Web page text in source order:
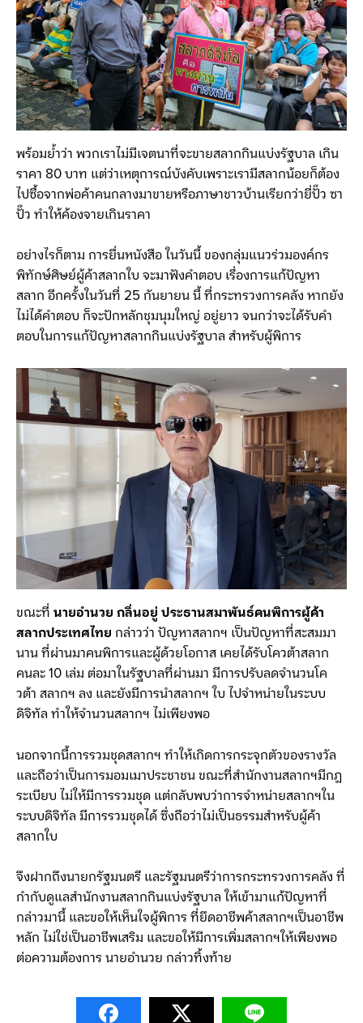
พร้อมย้ำว่า พวกเราไม่มีเจตนาที่จะขายสลากกินแบ่งรัฐบาล เกิน
ราคา 80 บาท แต่ว่าเหตุการณ์บังคับเพราะเรามีสลากน้อยก็ต้อง
ไปซื้อจากพ่อค้าคนกลางมาขายหรือภาษาชาวบ้านเรียกว่ายี่ปั๊ว ซา
ปั๊ว ทำให้ค้องจายเกินราคา
อย่างไรก็ตาม การยื่นหนังสือ ในวันนี้ ของกลุ่มแนวร่วมองค์กร
พิทักษ์ศิษย์ผู้ค้าสลากใบ จะมาฟังคำตอบ เรื่องการแก้ปัญหา
สลาก อีกครั้งในวันที่ 25 กันยายน นี้ ที่กระทรวงการคลัง หากยัง
ไม่ได้คำตอบ ก็จะปักหลักชุมนุมใหญ่ อยู่ยาว จนกว่าจะได้รับคำ
ตอบในการแก้ปัญหาสลากกินแบ่งรัฐบาล สำหรับผู้พิการ
ขณะที่นายอำนวย กลิ่นอยู่ ประธานสมาพันธ์คนพิการผู้ค้า
สลากประเทศไทย กล่าวว่า ปัญหาสลากฯ เป็นปัญหาที่สะสมมา
นาน ที่ผ่านมาคนพิการและผู้ด้วยโอกาส เคยได้รับโควต้าสลาก
คนละ 10 เล่ม ต่อมาในรัฐบาลที่ผ่านมา มีการปรับลดจำนวนโค
วต้า สลากฯ ลง และยังมีการนำสลากฯ ใบ ไปจำหน่ายในระบบ
ดิจิทัล ทำให้จำนวนสลากฯ ไม่เพียงพอ
นอกจากนี้การรวมชุดสลากฯ ทำให้เกิดการกระจุกตัวของรางวัล
และถือว่าเป็นการมอมเมาประชาชน ขณะที่สำนักงานสลากฯมีกฎ
ระเบียบ ไม่ให้มีการรวมชุด แต่กลับพบว่าการจำหน่ายสลากฯใน
ระบบดิจิทัล มีการรวมชุดได้ ซึ่งถือว่าไม่เป็นธรรมสำหรับผู้ค้า
สลากใบ
จึงฝากถึงนายกรัฐมนตรี และรัฐมนตรีว่าการกระทรวงการคลัง ที่
กำกับดูแลสำนักงานสลากกินแบ่งรัฐบาล ให้เข้ามาแก้ปัญหาที่
กล่าวมานี้ และขอให้เห็นใจผู้พิการ ที่ยึดอาชีพค้าสลากฯเป็นอาชีพ
หลัก ไม่ใช่เป็นอาชีพเสริม และขอให้มีการเพิ่มสลากฯให้เพียงพอ
ต่อความต้องการ นายอำนวย กล่าวทิ้งท้าย